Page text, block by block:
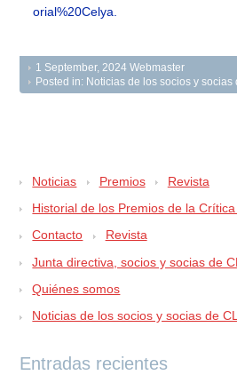
orial%20Celya.
1 September, 2024 Webmaster
Posted in: Noticias de los socios y socias
Noticias Premios
Revista
Historial de los Premios de la
Contacto
Revista
Junta directiva, socios y socias de
Quiénes somos
Noticias de los socios y socias de
Entradas recientes